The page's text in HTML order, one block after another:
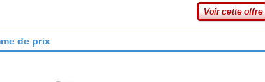
Voir cette offre
de prix